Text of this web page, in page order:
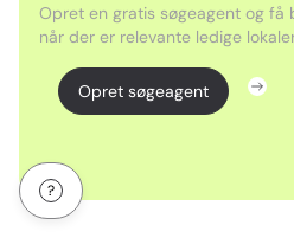
Opret en gratis søgeagent og få
når der er relevante ledige
Opret søgeagent